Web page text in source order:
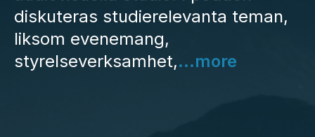
diskuteras studierelevanta teman,
liksom evenemang,
styrelseverksamhet,...more